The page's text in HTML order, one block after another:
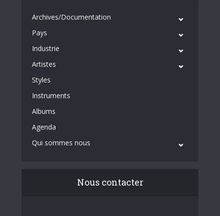
Archives/Documentation
Pays
Industrie
Artistes
Styles
Instruments
Albums
Agenda
Qui sommes nous
Nous contacter